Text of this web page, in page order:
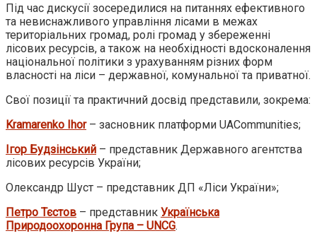
Під час дискусії зосередилися на питаннях ефективного
та невиснажливого управління лісами в межах
територіальних громад, ролі громад у збереженні
лісових ресурсів, а також на необхідності вдосконалення
національної політики з урахуванням різних форм
власності на ліси – державної, комунальної та приватної.
Свої позиції та практичний досвід представили, зокрема:
Kramarenko Ihor– засновник платформи UACommunities;
Ігор Будзінський – представник Державного агентства
лісових ресурсів України;
Олександр Шуст – представник ДП «Ліси України»;
Петро Тєстов – представник Українська
Природоохоронна Група – UNCG.